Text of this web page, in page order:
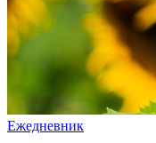
Ежедневник